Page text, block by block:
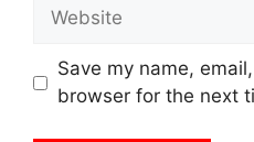
Website
Save my name,
browser for the next